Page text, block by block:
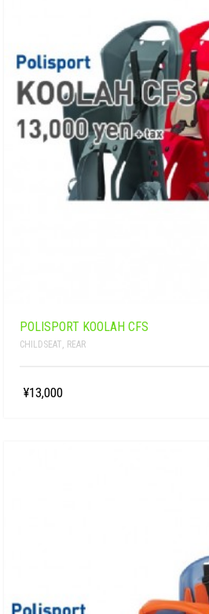
POLISPORT KOOLAH CFS
CHILDSEAT REAR
¥13,000